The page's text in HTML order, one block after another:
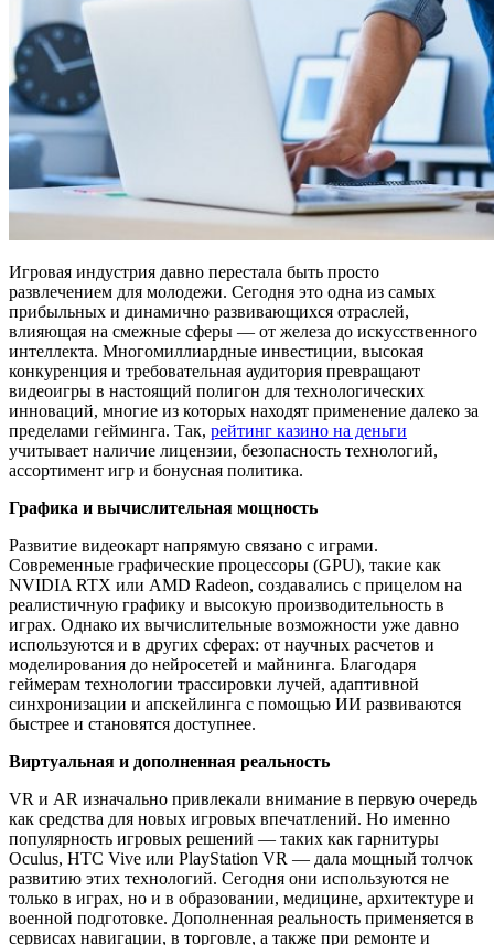
Игровая индустрия давно перестала быть просто
развлечением для молодежи. Сегодня это одна из самых
прибыльных и динамично развивающихся отраслей,
влияющая на смежные сферы — от железа до искусственного
интеллекта. Многомиллиардные инвестиции, высокая
конкуренция и требовательная аудитория превращают
видеоигры в настоящий полигон для технологических
инноваций, многие из которых находят применение далеко за
пределами гейминга. Так, рейтинг казино на деньги
учитывает наличие лицензии, безопасность технологий,
ассортимент игр и бонусная политика.
Графика и вычислительная мощность
Развитие видеокарт напрямую связано с играми.
Современные графические процессоры (GPU), такие как
NVIDIA RTX или AMD Radeon, создавались с прицелом на
реалистичную графику и высокую производительность в
играх. Однако их вычислительные возможности уже давно
используются и в других сферах: от научных расчетов и
моделирования до нейросетей и майнинга. Благодаря
геймерам технологии трассировки лучей, адаптивной
синхронизации и апскейлинга с помощью ИИ развиваются
быстрее и становятся доступнее.
Виртуальная и дополненная реальность
VR и AR изначально привлекали внимание в первую очередь
как средства для новых игровых впечатлений. Но именно
популярность игровых решений — таких как гарнитуры
Oculus, HTC Vive или PlayStation VR — дала мощный толчок
развитию этих технологий. Сегодня они используются не
только в играх, но и в образовании, медицине, архитектуре и
военной подготовке. Дополненная реальность применяется в
сервисах навигации, в торговле, а также при ремонте и